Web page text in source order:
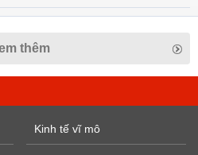
thêm
Kinh tế vĩ mô